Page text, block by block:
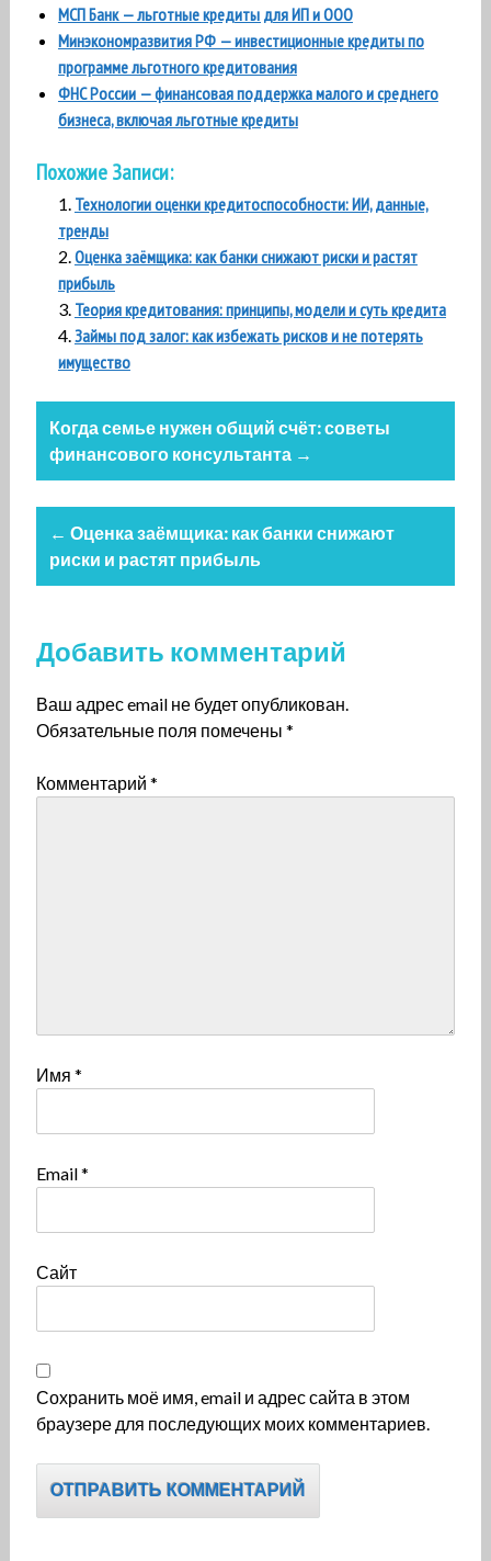
МСП Банк — льготные кредиты для ИП и ООО
Минэкономразвития РФ — инвестиционные кредиты по
программе льготного кредитования
ФНС России — финансовая поддержка малого и среднего
бизнеса, включая льготные кредиты
Похожие Записи:
Технологии оценки кредитоспособности: ИИ, данные,
тренды
Оценка заёмщика: как банки снижают риски и растят
прибыль
Теория кредитования: принципы, модели и суть кредита
Займы под залог: как избежать рисков и не потерять
имущество
Навигация
по
Когда семье нужен общий счёт: советы
финансового консультанта →
← Оценка заёмщика: как банки снижают
риски и растят прибыль
Добавить комментарий
Ваш адрес email не будет опубликован.
Обязательные поля помечены *
Комментарий *
Имя *
Email*
Сайт
Сохранить моё имя, email и адрес сайта в этом
браузере для последующих моих комментариев.